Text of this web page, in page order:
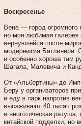
Воскресенье
Вена — город огромного
но моя любимая
вернувшейся после
модернизма Батлинера.
и особенно хороша там
Шагала, Малевича и
От «Альбертины» до
Беру у организаторов
и еду в парк напротив
высаживают 40 тысяч
и неоготическая
китайской подделки, но